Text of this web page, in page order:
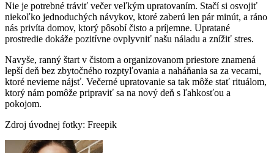
Nie je potrebné tráviť večer veľkým upratovaním. Stačí si osvojiť
niekoľko jednoduchých návykov, ktoré zaberú len pár minút, a ráno
nás privíta domov, ktorý pôsobí čisto a príjemne. Upratané
prostredie dokáže pozitívne ovplyvniť našu náladu a znížiť stres.
Navyše, ranný štart v čistom a organizovanom priestore znamená
lepší deň bez zbytočného rozptyľovania a naháňania sa za vecami,
ktoré nevieme nájsť. Večerné upratovanie sa tak môže stať rituálom,
ktorý nám pomôže pripraviť sa na nový deň s ľahkosťou a
pokojom.
Zdroj úvodnej fotky: Freepik